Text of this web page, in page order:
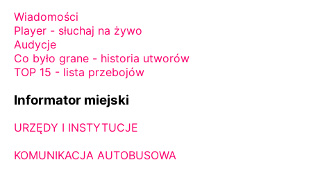
Wiadomości
Player - słuchaj na żywo
Audycje
Co było grane - historia utworów
TOP 15 - lista przebojów
Informator miejski
URZĘDY I INSTYTUCJE
KOMUNIKACJA AUTOBUSOWA